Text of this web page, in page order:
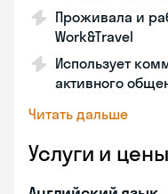
Проживала и
Work&Travel
Использует
активного
Читать дальше
Услуги и цены